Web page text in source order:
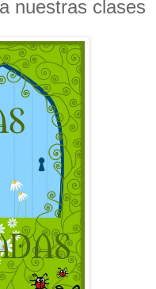
nuestras clases